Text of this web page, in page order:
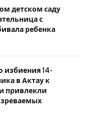
детском саду
с
ребенка
избиения 14-
в Актау к
привлекли